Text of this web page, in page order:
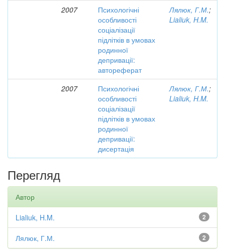
2007
Психологічні
особливості
соціалізації
підлітків в умовах
родинної
депривації:
автореферат
Лялюк, Г.М.;
Lialiuk, H.M.
2007
Психологічні
особливості
соціалізації
підлітків в умовах
родинної
депривації:
дисертація
Лялюк, Г.М.;
Lialiuk, H.M.
Перегляд
Автор
2
Lialiuk, H.M.
2
Лялюк, Г.М.